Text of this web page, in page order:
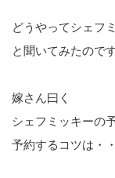
どうやってシェフ
と聞いてみたので
嫁さん曰く
シェフミッキーの
予約するコツは・・